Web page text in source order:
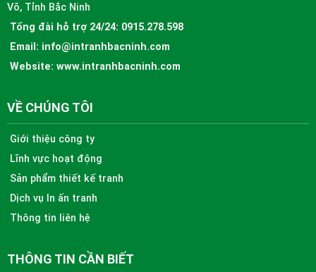
Võ, Tỉnh Bắc Ninh
Tổng đài hỗ trợ 24/24: 0915.278.598
Email: info@intranhbacninh.com
Website: www.intranhbacninh.com
VỀ CHÚNG TÔI
Giới thiệu công ty
Lĩnh vực hoạt động
Sản phẩm thiết kế tranh
Dịch vụ In ấn tranh
Thông tin liên hệ
THÔNG TIN CẦN BIẾT